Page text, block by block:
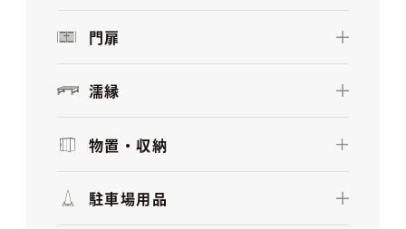
門扉
濡縁
物置・収納
駐車場用品